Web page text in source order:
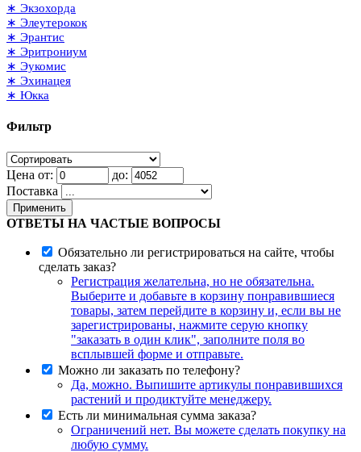
∗ Экзохорда
∗ Элеутерокок
∗ Эрантис
∗ Эритрониум
∗ Эукомис
∗ Эхинацея
∗ Юкка
Фильтр
Цена от:
до:
Поставка
Применить
ОТВЕТЫ НА ЧАСТЫЕ ВОПРОСЫ
Обязательно ли регистрироваться на сайте, чтобы
сделать заказ?
Регистрация желательна, но не обязательна.
Выберите и добавьте в корзину понравившиеся
товары, затем перейдите в корзину и, если вы не
зарегистрированы, нажмите серую кнопку
"заказать в один клик", заполните поля во
всплывшей форме и отправьте.
Можно ли заказать по телефону?
Да, можно. Выпишите артикулы понравившихся
растений и продиктуйте менеджеру.
Есть ли минимальная сумма заказа?
Ограничений нет. Вы можете сделать покупку на
любую сумму.